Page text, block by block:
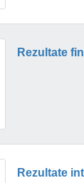
Rezultate